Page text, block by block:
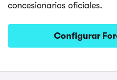
concesionarios oficiales.
Configurar